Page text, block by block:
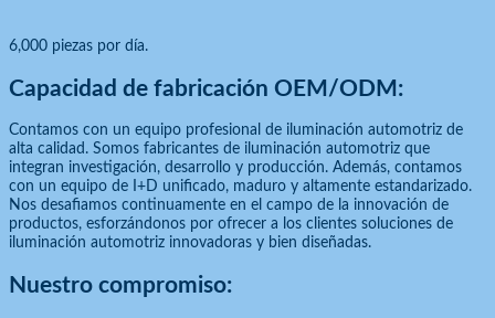
6,000 piezas por día.
Capacidad de fabricación OEM/ODM:
Contamos con un equipo profesional de iluminación automotriz de
alta calidad. Somos fabricantes de iluminación automotriz que
integran investigación, desarrollo y producción. Además, contamos
con un equipo de I+D unificado, maduro y altamente estandarizado.
Nos desafiamos continuamente en el campo de la innovación de
productos, esforzándonos por ofrecer a los clientes soluciones de
iluminación automotriz innovadoras y bien diseñadas.
Nuestro compromiso: